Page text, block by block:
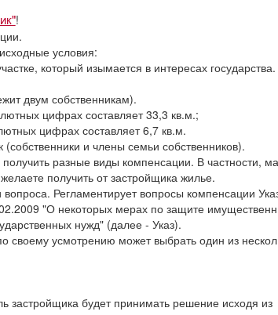
!
условия:
который изымается в интересах
двум собственникам).
цифрах составляет 33,3 кв.м.;
цифрах составляет 6,7 кв.м.
и члены семьи собственников).
разные виды компенсации. В частности,
получить от застройщика жилье.
Регламентирует вопросы компенсации
"О некоторых мерах по защите
нужд" (далее - Указ).
усмотрению может выбрать один из
будет принимать решение исходя из